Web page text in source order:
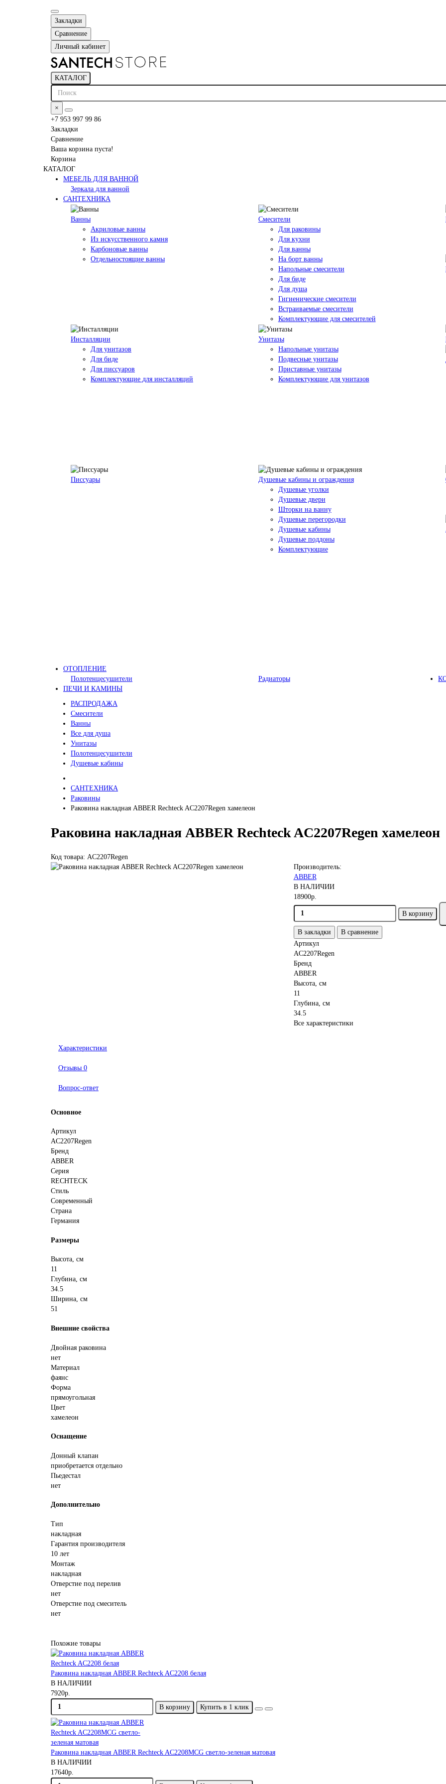
Закладки
Сравнение
Личный кабинет
КАТАЛОГ
×
+7 953 997 99 86
Закладки
Сравнение
Ваша корзина пуста!
Корзина
КАТАЛОГ
МЕБЕЛЬ ДЛЯ ВАННОЙ
Зеркала для ванной
САНТЕХНИКА
Ванны
Акриловые ванны
Из искусственного камня
Карбоновые ванны
Отдельностоящие ванны
Смесители
Для раковины
Для кухни
Для ванны
На борт ванны
Напольные смесители
Для биде
Для душа
Гигиенические смесители
Встраиваемые смесители
Комплектующие для смесителей
Инсталляции
Для унитазов
Для биде
Для писсуаров
Комплектующие для инсталляций
Унитазы
Напольные унитазы
Подвесные унитазы
Приставные унитазы
Комплектующие для унитазов
Писсуары
Душевые кабины и ограждения
Душевые уголки
Душевые двери
Шторки на ванну
Душевые перегородки
Душевые кабины
Душевые поддоны
Комплектующие
ОТОПЛЕНИЕ
Полотенцесушители
Радиаторы
ПЕЧИ И КАМИНЫ
РАСПРОДАЖА
Смесители
Ванны
Все для душа
Унитазы
Полотенцесушители
Душевые кабины
САНТЕХНИКА
Раковины
Раковина накладная ABBER Rechteck AC2207Regen хамелеон
Раковина накладная ABBER Rechteck AC2207Regen хамелеон
Код товара: AC2207Regen
Производитель:
ABBER
В НАЛИЧИИ
18900р.
В корзину
В закладки
В сравнение
Артикул
AC2207Regen
Бренд
ABBER
Высота, см
11
Глубина, см
34.5
Все характеристики
Характеристики
Отзывы 0
Вопрос-ответ
Основное
Артикул
AC2207Regen
Бренд
ABBER
Серия
RECHTECK
Стиль
Современный
Страна
Германия
Размеры
Высота, см
11
Глубина, см
34.5
Ширина, см
51
Внешние свойства
Двойная раковина
нет
Материал
фаянс
Форма
прямоугольная
Цвет
хамелеон
Оснащение
Донный клапан
приобретается отдельно
Пьедестал
нет
Дополнительно
Тип
накладная
Гарантия производителя
10 лет
Монтаж
накладная
Отверстие под перелив
нет
Отверстие под смеситель
нет
Похожие товары
Раковина накладная ABBER Rechteck AC2208 белая
В НАЛИЧИИ
7920р.
В корзину
Купить в 1 клик
Раковина накладная ABBER Rechteck AC2208MCG светло-зеленая матовая
В НАЛИЧИИ
17640р.